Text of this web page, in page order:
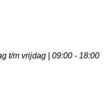
t/m vrijdag | 09:00 - 18:00